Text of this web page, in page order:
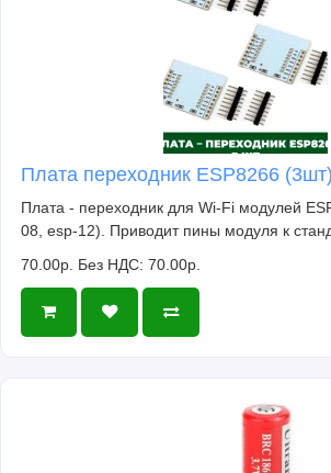
Плата переходник ESP8266 (3шт)
Плата - переходник для Wi-Fi модулей
08, esp-12). Приводит пины модуля к
70.00р. Без НДС: 70.00р.